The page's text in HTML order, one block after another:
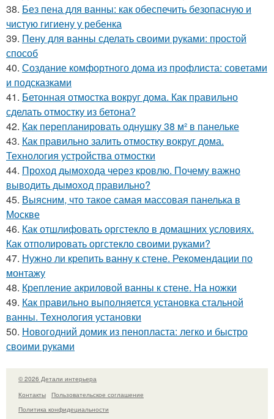
38. Без пена для ванны: как обеспечить безопасную и
чистую гигиену у ребенка
39. Пену для ванны сделать своими руками: простой
способ
40. Создание комфортного дома из профлиста: советами
и подсказками
41. Бетонная отмостка вокруг дома. Как правильно
сделать отмостку из бетона?
42. Как перепланировать однушку 38 м² в панельке
43. Как правильно залить отмостку вокруг дома.
Технология устройства отмостки
44. Проход дымохода через кровлю. Почему важно
выводить дымоход правильно?
45. Выясним, что такое самая массовая панелька в
Москве
46. Как отшлифовать оргстекло в домашних условиях.
Как отполировать оргстекло своими руками?
47. Нужно ли крепить ванну к стене. Рекомендации по
монтажу
48. Крепление акриловой ванны к стене. На ножки
49. Как правильно выполняется установка стальной
ванны. Технология установки
50. Новогодний домик из пенопласта: легко и быстро
своими руками
© 2026 Детали интерьера
Контакты
Пользовательское соглашение
Политика конфидециальности